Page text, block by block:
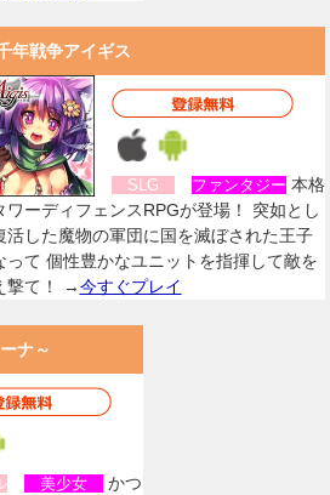
年戦争アイギス
SLG ファンタジー 本格
ワーディフェンスRPGが登場！ 突如とし
活した魔物の軍団に国を滅ぼされた王子
って 個性豊かなユニットを指揮して敵を
撃て！ →今すぐプレイ
ナ～
美少女
かつ